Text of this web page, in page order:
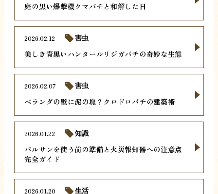
庭の黒い爆撃機クマバチと和解した日
美しき青黒いハンタールリジガバチの奇妙な生態
2026.02.12 害虫
ベランダの壁に泥の塊？クロドロバチの建築術
2026.02.07 害虫
バルサンを使う前の準備と火災報知器への注意点
完全ガイド
2026.01.22 知識
2026.01.20 生活